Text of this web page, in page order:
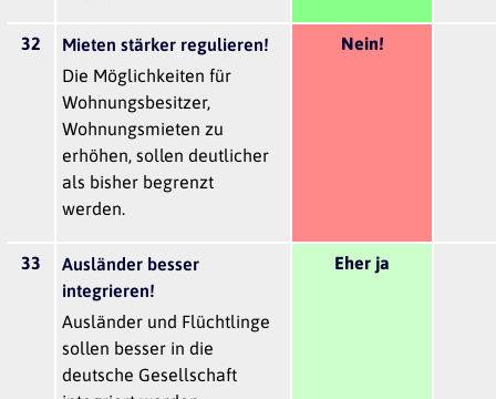
32
Mieten stärker regulieren!
Die Möglichkeiten für
Wohnungsbesitzer,
Wohnungsmieten zu
erhöhen, sollen deutlicher
als bisher begrenzt
werden.
Nein!
33
Ausländer besser
integrieren!
Ausländer und Flüchtlinge
sollen besser in die
deutsche Gesellschaft
Eher ja